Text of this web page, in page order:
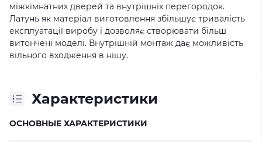
міжкімнатних дверей та внутрішніх перегородок.
Латунь як матеріал виготовлення збільшує тривалість
експлуатації виробу і дозволяє створювати більш
витончені моделі. Внутрішній монтаж дає можливість
вільного входження в нішу.
Характеристики
ОСНОВНЫЕ ХАРАКТЕРИСТИКИ